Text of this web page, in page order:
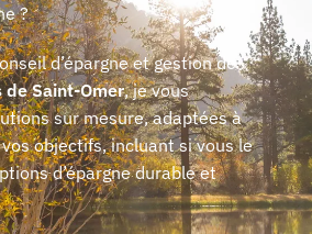
?
d’épargne et gestion de
de Saint-Omer, je vous
sur mesure, adaptées à
objectifs, incluant si vous le
d’épargne durable et